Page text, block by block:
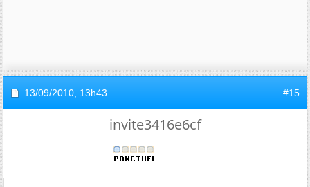
13/09/2010, 13h43 #15
invite3416e6cf